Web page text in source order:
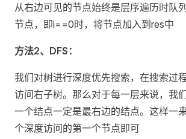
从右边可见的节点始终是层序遍历时队
节点，即i==0时，将节点加入到res中
方法2、DFS：
我们对树进行深度优先搜索，在搜索过
访问右子树。那么对于每一层来说，我
一个结点一定是最右边的结点。这样一
个深度访问的第一个节点即可